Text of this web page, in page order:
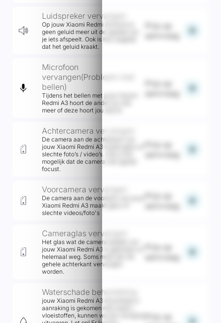
Luidspreker vervangen
Op jouw Xiaomi Redmi A3 komt er
geen geluid meer uit de speaker als
je iets afspeelt. Ook is het mogelijk
dat het geluid kraakt.
aanvraag
add
Microfoon
vervangen(Probleem met
bellen)
Tijdens het bellen met jouw Xiaomi
Redmi A3 hoort de ander jou niet
meer of deze hoort jou slecht.
Prijs op
aanvraag
add
Achtercamera vervangen
De camera aan de achterkant van
jouw Xiaomi Redmi A3 maakt geen of
slechte foto’s / video’s. Ook is het
mogelijk dat de camera niet (goed)
focust.
Prijs op
aanvraag
add
Voorcamera vervangen
De camera aan de voorkant van jouw
Xiaomi Redmi A3 maakt geen of
slechte videos/foto's
Prijs op
aanvraag
add
Cameraglas vervangen
Het glas wat de camera bedekt van
jouw Xiaomi Redmi A3 is gebroken of
helemaal weg. Soms moet dan de
gehele achterkant vervangen
worden.
Prijs op
aanvraag
add
Waterschade behandeling
jouw Xiaomi Redmi A3 recentelijk in
aanraking is gekomen met water /
vloeistoffen, kunnen wij een reiniging